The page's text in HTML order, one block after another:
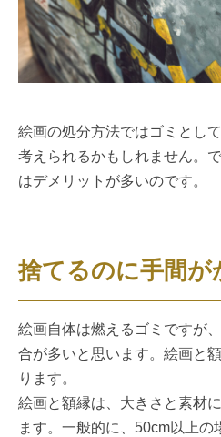
絵画の処分方法ではゴミとし
考えられるかもしれません。
はデメリットが多いのです。
捨てるのに手間が
絵画自体は燃えるゴミですが
合が多いと思います。絵画と
ります。
絵画と額縁は、大きさと素材
ます。一般的に、50cm以上の